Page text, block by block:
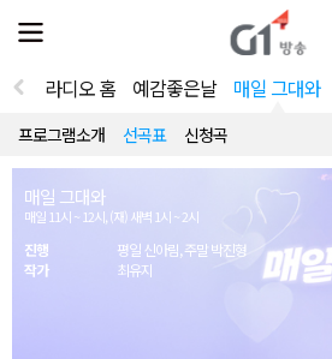
전
체
뉴
열
라디오 홈 예감좋은날 매일 그대와
프로그램소개 선곡표 신청곡
매일 그대와
매일 11시 ~ 12시, (재) 새벽 1시 ~ 2시
진행
평일 신아림, 주말 박진형
작가
최유지